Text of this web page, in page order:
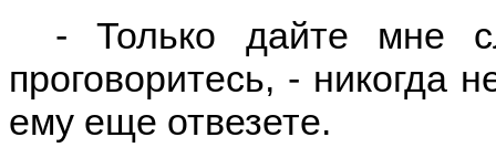
- Только дайте мне
проговоритесь, -
ему еще отвезете.